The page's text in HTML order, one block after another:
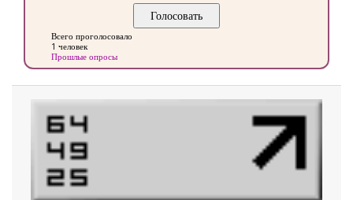
Всего проголосовало
1 человек
Прошлые опросы